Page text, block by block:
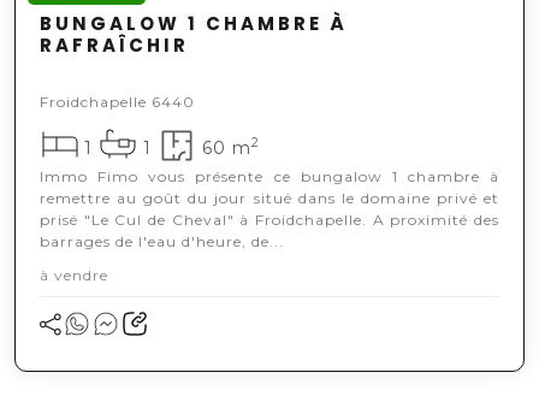
BUNGALOW 1 CHAMBRE À
RAFRAÎCHIR
Froidchapelle 6440
1 1 60 m2
Immo Fimo vous présente ce bungalow 1 chambre à
remettre au goût du jour situé dans le domaine privé et
prisé "Le Cul de Cheval" à Froidchapelle. A proximité des
barrages de l'eau d'heure, de...
à vendre